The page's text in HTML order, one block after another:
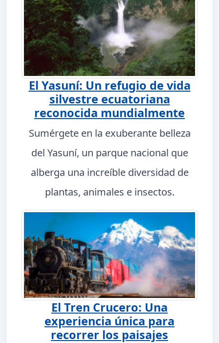
El Yasuní: Un refugio de vida
silvestre ecuatoriana
reconocida mundialmente
Sumérgete en la exuberante belleza
del Yasuní, un parque nacional que
alberga una increíble diversidad de
plantas, animales e insectos.
El Tren Crucero: Una
experiencia única para
recorrer los paisajes